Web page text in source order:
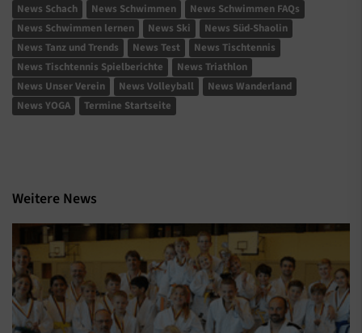
News Schach News Schwimmen
News Schwimmen FAQs
News Schwimmen lernen
News Ski
News Süd-Shaolin
News Tanz und Trends
News Test
News Tischtennis
News Tischtennis Spielberichte
News Triathlon
News Unser Verein
News Volleyball
News Wanderland
News YOGA
Termine Startseite
Weitere News